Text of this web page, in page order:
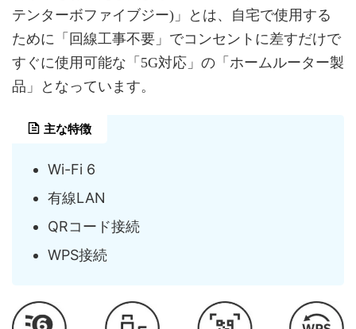
テンターボファイブジー)」とは、自宅で使用する
ために「回線工事不要」でコンセントに差すだけで
すぐに使用可能な「5G対応」の「ホームルーター製
品」となっています。
主な特徴
Wi-Fi 6
有線LAN
QRコード接続
WPS接続